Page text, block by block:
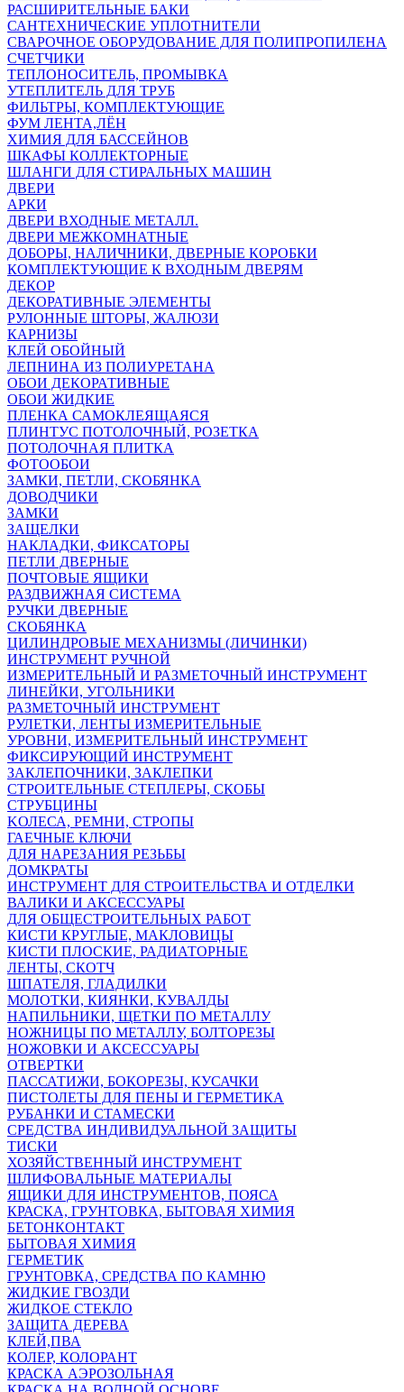
РАСШИРИТЕЛЬНЫЕ БАКИ
САНТЕХНИЧЕСКИЕ УПЛОТНИТЕЛИ
СВАРОЧНОЕ ОБОРУДОВАНИЕ ДЛЯ ПОЛИПРОПИЛЕНА
СЧЕТЧИКИ
ТЕПЛОНОСИТЕЛЬ, ПРОМЫВКА
УТЕПЛИТЕЛЬ ДЛЯ ТРУБ
ФИЛЬТРЫ, КОМПЛЕКТУЮЩИЕ
ФУМ ЛЕНТА,ЛЁН
ХИМИЯ ДЛЯ БАССЕЙНОВ
ШКАФЫ КОЛЛЕКТОРНЫЕ
ШЛАНГИ ДЛЯ СТИРАЛЬНЫХ МАШИН
ДВЕРИ
АРКИ
ДВЕРИ ВХОДНЫЕ МЕТАЛЛ.
ДВЕРИ МЕЖКОМНАТНЫЕ
ДОБОРЫ, НАЛИЧНИКИ, ДВЕРНЫЕ КОРОБКИ
КОМПЛЕКТУЮЩИЕ К ВХОДНЫМ ДВЕРЯМ
ДЕКОР
ДЕКОРАТИВНЫЕ ЭЛЕМЕНТЫ
РУЛОННЫЕ ШТОРЫ, ЖАЛЮЗИ
КАРНИЗЫ
КЛЕЙ ОБОЙНЫЙ
ЛЕПНИНА ИЗ ПОЛИУРЕТАНА
ОБОИ ДЕКОРАТИВНЫЕ
ОБОИ ЖИДКИЕ
ПЛЕНКА САМОКЛЕЯЩАЯСЯ
ПЛИНТУС ПОТОЛОЧНЫЙ, РОЗЕТКА
ПОТОЛОЧНАЯ ПЛИТКА
ФОТООБОИ
ЗАМКИ, ПЕТЛИ, СКОБЯНКА
ДОВОДЧИКИ
ЗАМКИ
ЗАЩЕЛКИ
НАКЛАДКИ, ФИКСАТОРЫ
ПЕТЛИ ДВЕРНЫЕ
ПОЧТОВЫЕ ЯЩИКИ
РАЗДВИЖНАЯ СИСТЕМА
РУЧКИ ДВЕРНЫЕ
СКОБЯНКА
ЦИЛИНДРОВЫЕ МЕХАНИЗМЫ (ЛИЧИНКИ)
ИНСТРУМЕНТ РУЧНОЙ
ИЗМЕРИТЕЛЬНЫЙ И РАЗМЕТОЧНЫЙ ИНСТРУМЕНТ
ЛИНЕЙКИ, УГОЛЬНИКИ
РАЗМЕТОЧНЫЙ ИНСТРУМЕНТ
РУЛЕТКИ, ЛЕНТЫ ИЗМЕРИТЕЛЬНЫЕ
УРОВНИ, ИЗМЕРИТЕЛЬНЫЙ ИНСТРУМЕНТ
ФИКСИРУЮЩИЙ ИНСТРУМЕНТ
ЗАКЛЕПОЧНИКИ, ЗАКЛЕПКИ
СТРОИТЕЛЬНЫЕ СТЕПЛЕРЫ, СКОБЫ
СТРУБЦИНЫ
KОЛЕСА, РЕМНИ, СТРОПЫ
ГАЕЧНЫЕ КЛЮЧИ
ДЛЯ НАРЕЗАНИЯ РЕЗЬБЫ
ДОМКРАТЫ
ИНСТРУМЕНТ ДЛЯ СТРОИТЕЛЬСТВА И ОТДЕЛКИ
ВАЛИКИ И АКСЕССУАРЫ
ДЛЯ ОБЩЕСТРОИТЕЛЬНЫХ РАБОТ
КИСТИ КРУГЛЫЕ, МАКЛОВИЦЫ
КИСТИ ПЛОСКИЕ, РАДИАТОРНЫЕ
ЛЕНТЫ, СКОТЧ
ШПАТЕЛЯ, ГЛАДИЛКИ
МОЛОТКИ, КИЯНКИ, КУВАЛДЫ
НАПИЛЬНИКИ, ЩЕТКИ ПО МЕТАЛЛУ
НОЖНИЦЫ ПО МЕТАЛЛУ, БОЛТОРЕЗЫ
НОЖОВКИ И АКСЕССУАРЫ
ОТВЕРТКИ
ПАССАТИЖИ, БОКОРЕЗЫ, КУСАЧКИ
ПИСТОЛЕТЫ ДЛЯ ПЕНЫ И ГЕРМЕТИКА
РУБАНКИ И СТАМЕСКИ
СРЕДСТВА ИНДИВИДУАЛЬНОЙ ЗАЩИТЫ
ТИСКИ
ХОЗЯЙСТВЕННЫЙ ИНСТРУМЕНТ
ШЛИФОВАЛЬНЫЕ МАТЕРИАЛЫ
ЯЩИКИ ДЛЯ ИНСТРУМЕНТОВ, ПОЯСА
КРАСКА, ГРУНТОВКА, БЫТОВАЯ ХИМИЯ
БЕТОНКОНТАКТ
БЫТОВАЯ ХИМИЯ
ГЕРМЕТИК
ГРУНТОВКА, СРЕДСТВА ПО КАМНЮ
ЖИДКИЕ ГВОЗДИ
ЖИДКОЕ СТЕКЛО
ЗАЩИТА ДЕРЕВА
КЛЕЙ,ПВА
КОЛЕР, КОЛОРАНТ
КРАСКА АЭРОЗОЛЬНАЯ